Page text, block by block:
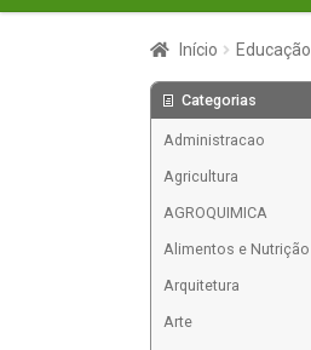
Início Educação
Categorias
Administracao
Agricultura
AGROQUIMICA
Alimentos e Nutrição
Arquitetura
Arte